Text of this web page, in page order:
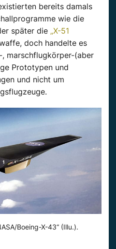
bereits damals
wie die
später die „X-51
doch handelte es
marschflugkörper-(aber
Prototypen und
und nicht um
Boeing-X-43“ (Illu.).